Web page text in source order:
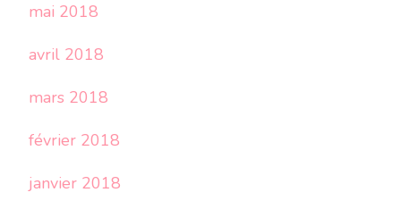
mai 2018
avril 2018
mars 2018
février 2018
janvier 2018